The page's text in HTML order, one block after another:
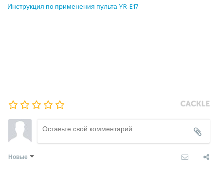
Инструкция по применения пульта YR-E17
Новые